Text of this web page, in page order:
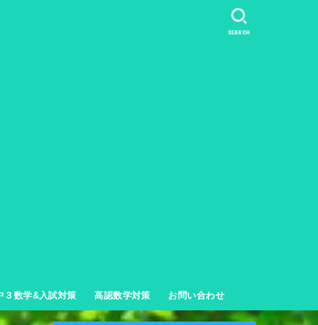
３数学&入試対策 高認数学対策 お問い合わせ
SEARCH